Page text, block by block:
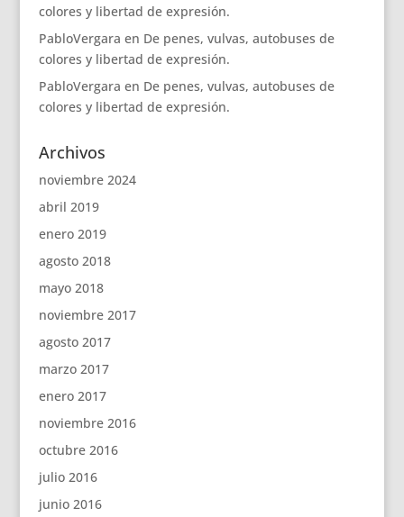
colores y libertad de expresión.
PabloVergara en De penes, vulvas, autobuses de
colores y libertad de expresión.
PabloVergara en De penes, vulvas, autobuses de
colores y libertad de expresión.
Archivos
noviembre 2024
abril 2019
enero 2019
agosto 2018
mayo 2018
noviembre 2017
agosto 2017
marzo 2017
enero 2017
noviembre 2016
octubre 2016
julio 2016
junio 2016